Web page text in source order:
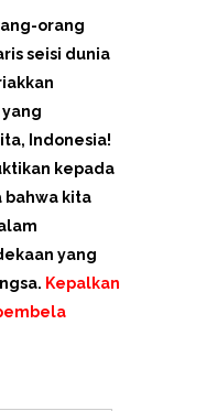
orang
seisi dunia
Indonesia!
kepada
bahwa kita
yang
Kepalkan